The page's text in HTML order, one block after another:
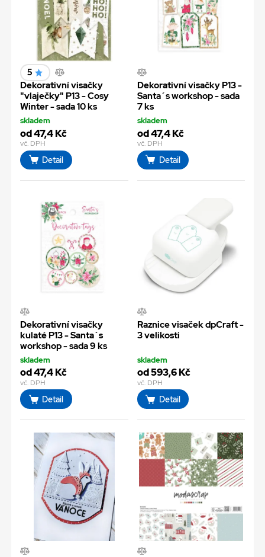
5
Dekorativní visačky
"vlaječky" P13 - Cosy
Winter - sada 10 ks
skladem
od 47,4 Kč
vč. DPH
Detail
Dekorativní visačky P13 -
Santa´s workshop - sada
7 ks
skladem
od 47,4 Kč
vč. DPH
Detail
Dekorativní visačky
kulaté P13 - Santa´s
workshop - sada 9 ks
skladem
od 47,4 Kč
vč. DPH
Detail
Raznice visaček dpCraft -
3 velikosti
skladem
od 593,6 Kč
vč. DPH
Detail